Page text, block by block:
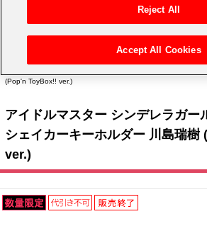
ASOBI STORE TOP
ゲーム 電子書籍
CD / Blu-ray
EVENT
アイドルマスター
アイドルマスター シャイニーカラーズ
トイ・ホビー
アイドルマスター シリーズ>アイ
(Pop'n ToyBox!! ver.)
アイドルマスター シンデレラガー
シェイカーキーホルダー 川島瑞
ver.)
Reject All
Accept All Cookies